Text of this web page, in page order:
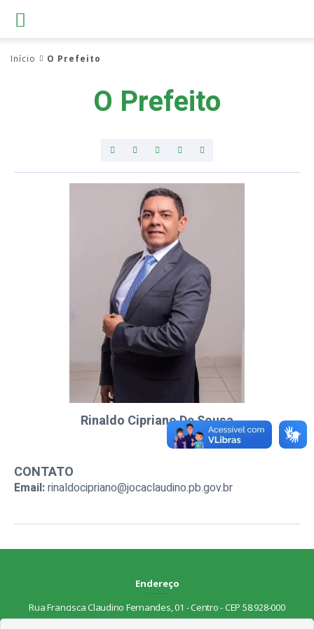
Início O Prefeito
O Prefeito
Rinaldo Cipriano De Sousa
CONTATO
Email:rinaldocipriano@jocaclaudino.pb.gov.br
Endereço
Rua Francisca Claudino Fernandes, 01 - Centro - CEP 58.928-000